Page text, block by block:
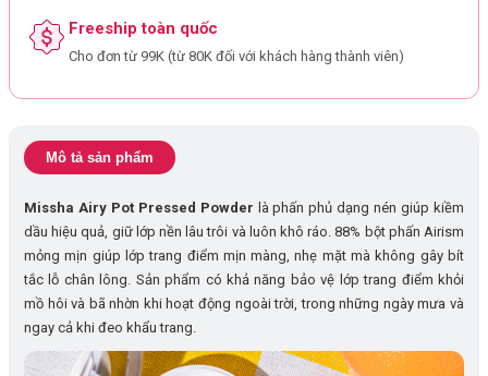
Freeship toàn quốc
Cho đơn từ 99K (từ 80K đối với khách hàng thành viên)
Mô tả sản phẩm
Missha Airy Pot Pressed Powder là phấn phủ dạng nén giúp kiềm
dầu hiệu quả, giữ lớp nền lâu trôi và luôn khô ráo. 88% bột phấn Airism
mỏng mịn giúp lớp trang điểm mịn màng, nhẹ mặt mà không gây bít
tắc lỗ chân lông. Sản phẩm có khả năng bảo vệ lớp trang điểm khỏi
mồ hôi và bã nhờn khi hoạt động ngoài trời, trong những ngày mưa và
ngay cả khi đeo khẩu trang.